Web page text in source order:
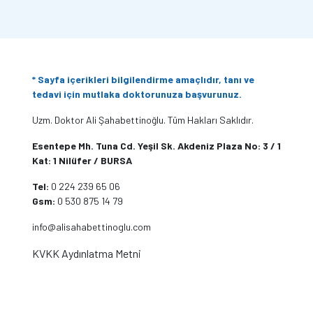
* Sayfa içerikleri bilgilendirme amaçlıdır, tanı ve
tedavi için mutlaka doktorunuza başvurunuz.
Uzm. Doktor Ali Şahabettinoğlu. Tüm Hakları Saklıdır.
Esentepe Mh. Tuna Cd. Yeşil Sk. Akdeniz Plaza No: 3 / 1
Kat: 1 Nilüfer / BURSA
Tel: 0 224 239 65 06
Gsm: 0 530 875 14 79
info@alisahabettinoglu.com
KVKK Aydınlatma Metni